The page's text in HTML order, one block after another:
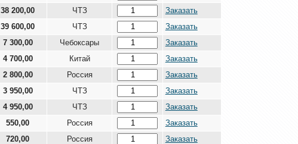
38 200,00 ЧТЗ
Заказать
39 600,00 ЧТЗ
Заказать
7 300,00 Чебоксары
Заказать
4 700,00 Китай
Заказать
2 800,00 Россия
Заказать
3 950,00 ЧТЗ
Заказать
4 950,00 ЧТЗ
Заказать
550,00 Россия
Заказать
720,00 Россия
Заказать